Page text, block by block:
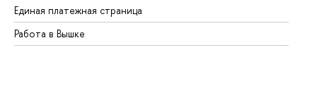
Единая платежная страница
Работа в Вышке